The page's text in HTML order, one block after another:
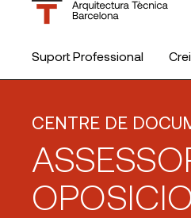
Suport Professional
CENTRE DE